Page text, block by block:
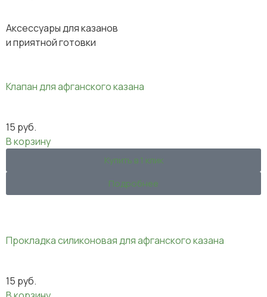
Аксессуары для казанов
и приятной готовки
Клапан для афганского казана
15 руб.
В корзину
Купить в 1 клик
Подробнее
Прокладка силиконовая для афганского казана
15 руб.